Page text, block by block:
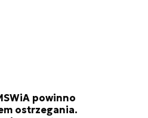
powinno
ostrzegania.